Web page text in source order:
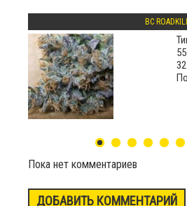
BC
Пока нет комментариев
ДОБАВИТЬ КОММЕНТАРИЙ